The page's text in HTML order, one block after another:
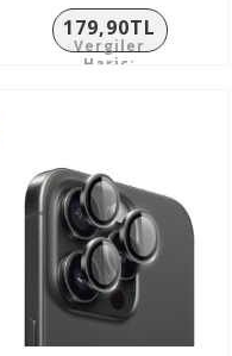
179,90TL
Vergiler
Hariç: